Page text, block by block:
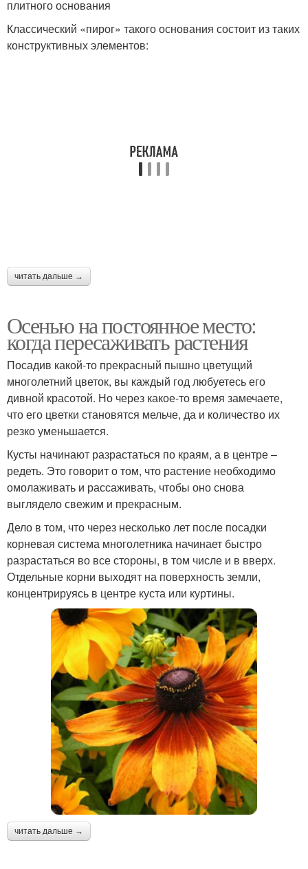
плитного основания
Классический «пирог» такого основания состоит из таких
конструктивных элементов:
читать дальше →
Осенью на постоянное место:
когда пересаживать растения
Посадив какой-то прекрасный пышно цветущий
многолетний цветок, вы каждый год любуетесь его
дивной красотой. Но через какое-то время замечаете,
что его цветки становятся мельче, да и количество их
резко уменьшается.
Кусты начинают разрастаться по краям, а в центре –
редеть. Это говорит о том, что растение необходимо
омолаживать и рассаживать, чтобы оно снова
выглядело свежим и прекрасным.
Дело в том, что через несколько лет после посадки
корневая система многолетника начинает быстро
разрастаться во все стороны, в том числе и в вверх.
Отдельные корни выходят на поверхность земли,
концентрируясь в центре куста или куртины.
читать дальше →